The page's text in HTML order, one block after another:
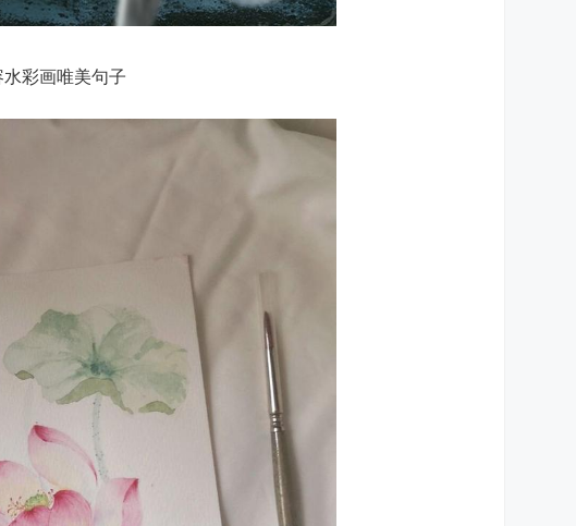
彩画唯美句子